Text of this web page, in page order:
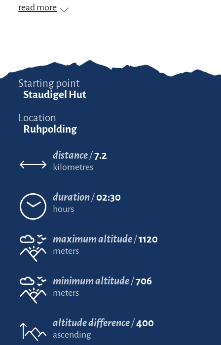
read more
Starting point
Staudigel Hut
Location
Ruhpolding
distance 7.2
kilometres
duration 02:30
hours
maximum altitude 1120
meters
minimum altitude 706
meters
altitude difference 400
ascending